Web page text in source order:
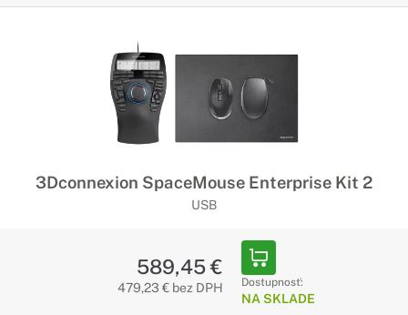
3Dconnexion SpaceMouse Enterprise Kit 2
USB
589,45 €
479,23 € bez DPH Dostupnosť:
NA SKLADE